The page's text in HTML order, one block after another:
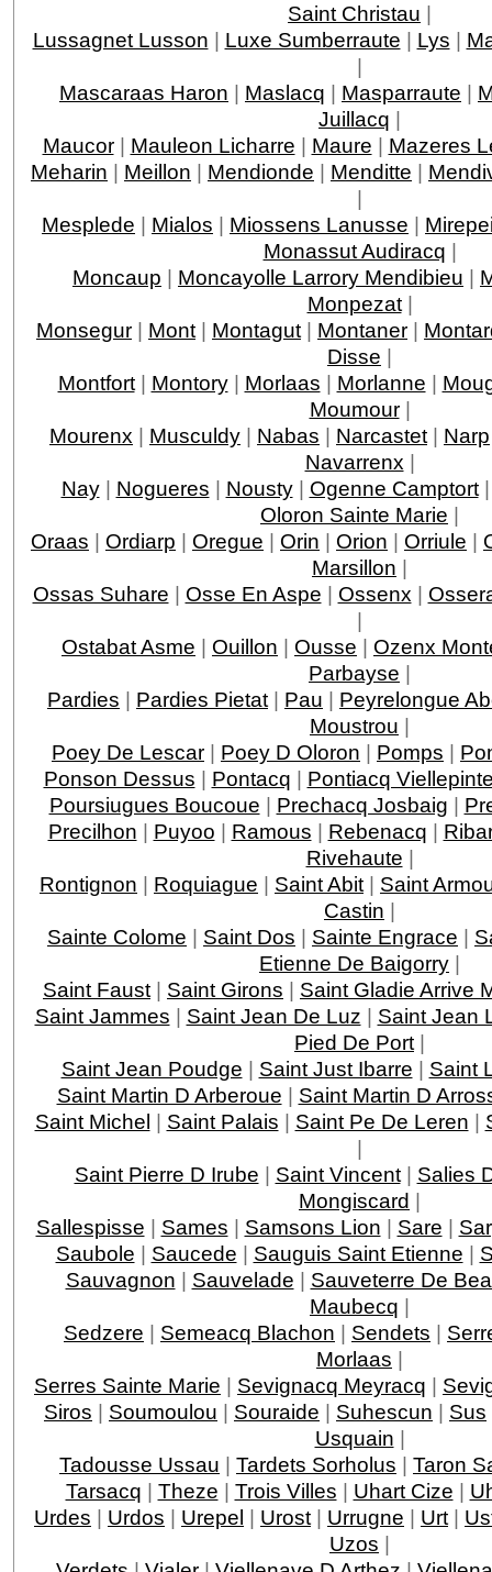
Saint Christau |
Lussagnet Lusson | Luxe Sumberraute | Lys |
|
Mascaraas Haron | Maslacq | Masparraute |
Juillacq |
Maucor| Mauleon Licharre | Maure | Mazeres
Meharin | Meillon | Mendionde | Menditte |
|
Mesplede | Mialos | Miossens Lanusse |
Monassut Audiracq |
Moncaup | Moncayolle Larrory Mendibieu |
Monpezat|
Monsegur | Mont | Montagut | Montaner |
Disse |
Montfort| Montory| Morlaas | Morlanne |
Moumour|
Mourenx | Musculdy | Nabas | Narcastet | Narp
Navarrenx |
Nay| Nogueres | Nousty| Ogenne Camptort
Oloron Sainte Marie |
Oraas | Ordiarp | Oregue | Orin | Orion | Orriule |
Marsillon |
Ossas Suhare | Osse En Aspe | Ossenx |
|
Ostabat Asme | Ouillon | Ousse | Ozenx
Parbayse |
Pardies | Pardies Pietat | Pau | Peyrelongue
Moustrou |
Poey De Lescar | Poey D Oloron | Pomps |
Ponson Dessus | Pontacq | Pontiacq
Poursiugues Boucoue | Prechacq Josbaig |
Precilhon | Puyoo | Ramous | Rebenacq |
Rivehaute |
Rontignon | Roquiague | Saint Abit | Saint
Castin |
Sainte Colome | Saint Dos | Sainte Engrace |
Etienne De Baigorry |
Saint Faust | Saint Girons | Saint Gladie Arrive
Saint Jammes | Saint Jean De Luz | Saint Jean
Pied De Port |
Saint Jean Poudge | Saint Just Ibarre | Saint
Saint Martin D Arberoue | Saint Martin D
Saint Michel | Saint Palais | Saint Pe De Leren |
|
Saint Pierre D Irube | Saint Vincent| Salies
Mongiscard |
Sallespisse | Sames | Samsons Lion | Sare |
Saubole | Saucede | Sauguis Saint Etienne |
Sauvagnon | Sauvelade | Sauveterre De
Maubecq |
Sedzere | Semeacq Blachon | Sendets |
Morlaas |
Serres Sainte Marie | Sevignacq Meyracq |
Siros | Soumoulou | Souraide | Suhescun | Sus
Usquain |
Tadousse Ussau | Tardets Sorholus | Taron
Tarsacq | Theze | Trois Villes | Uhart Cize |
Urdes | Urdos | Urepel | Urost | Urrugne | Urt |
Uzos |